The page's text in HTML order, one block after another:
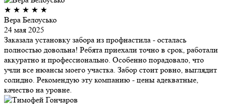
★ ★ ★ ★ ★
Вера Белоусько
24 мая 2025
Заказала установку забора из профнастила - осталась
полностью довольна! Ребята приехали точно в срок, работали
аккуратно и профессионально. Особенно порадовало, что
учли все нюансы моего участка. Забор стоит ровно, выглядит
солидно. Рекомендую эту компанию - цены адекватные,
качество на уровне.